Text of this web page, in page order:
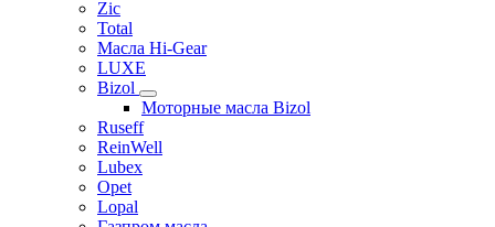
Zic
Total
Масла Hi-Gear
LUXE
Bizol
Моторные масла Bizol
Ruseff
ReinWell
Lubex
Opet
Lopal